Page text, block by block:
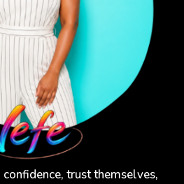
trust themselves,